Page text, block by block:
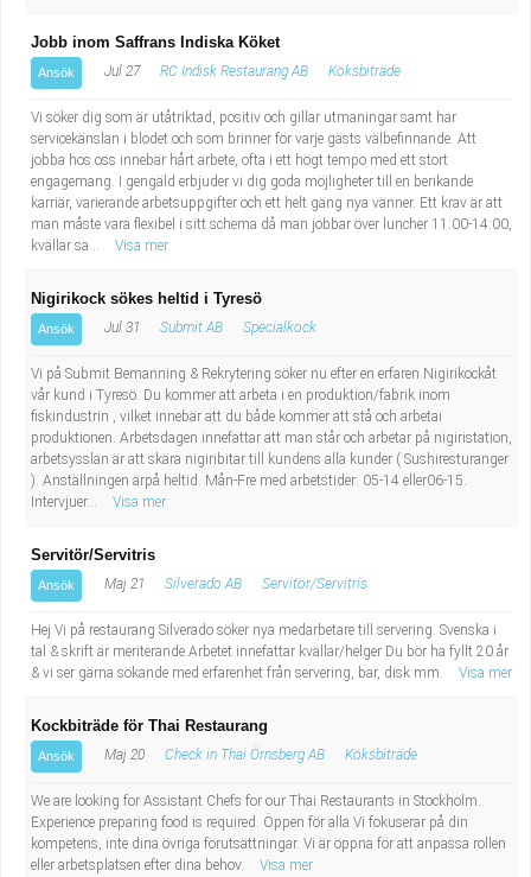
Jobb inom Saffrans Indiska Köket
Ansök Jul 27 RC Indisk Restaurang AB Köksbiträde
Vi söker dig som är utåtriktad, positiv och gillar utmaningar samt har
servicekänslan i blodet och som brinner för varje gästs välbefinnande. Att
jobba hos oss innebär hårt arbete, ofta i ett högt tempo med ett stort
engagemang. I gengäld erbjuder vi dig goda möjligheter till en berikande
karriär, varierande arbetsuppgifter och ett helt gäng nya vänner. Ett krav är att
man måste vara flexibel i sitt schema då man jobbar över luncher 11:00-14:00,
kvällar sa...
Visa mer
Nigirikock sökes heltid i Tyresö
Ansök Jul 31 Submit AB Specialkock
Vi på Submit Bemanning & Rekrytering söker nu efter en erfaren Nigirikockåt
vår kund i Tyresö. Du kommer att arbeta i en produktion/fabrik inom
fiskindustrin , vilket innebär att du både kommer att stå och arbetai
produktionen. Arbetsdagen innefattar att man står och arbetar på nigiristation,
arbetsysslan är att skära nigiribitar till kundens alla kunder ( Sushiresturanger
). Anställningen ärpå heltid. Mån-Fre med arbetstider: 05-14 eller06-15.
Intervjuer...
Visa mer
Servitör/Servitris
Ansök Maj 21 Silverado AB Servitör/Servitris
Hej Vi på restaurang Silverado söker nya medarbetare till servering. Svenska i
tal & skrift är meriterande Arbetet innefattar kvällar/helger Du bör ha fyllt 20 år
& vi ser gärna sökande med erfarenhet från servering, bar, disk mm.
Visa mer
Kockbiträde för Thai Restaurang
Ansök Maj 20 Check in Thai Örnsberg AB Köksbiträde
We are looking for Assistant Chefs for our Thai Restaurants in Stockholm.
Experience preparing food is required. Öppen för alla Vi fokuserar på din
kompetens, inte dina övriga förutsättningar. Vi är öppna för att anpassa rollen
eller arbetsplatsen efter dina behov.
Visa mer